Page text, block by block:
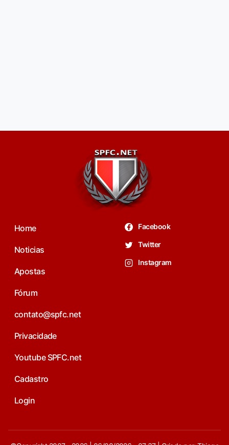
Home
Noticias
Apostas
Fórum
contato@spfc.net
Privacidade
Youtube SPFC.net
Cadastro
Login
Facebook
Twitter
Instagram